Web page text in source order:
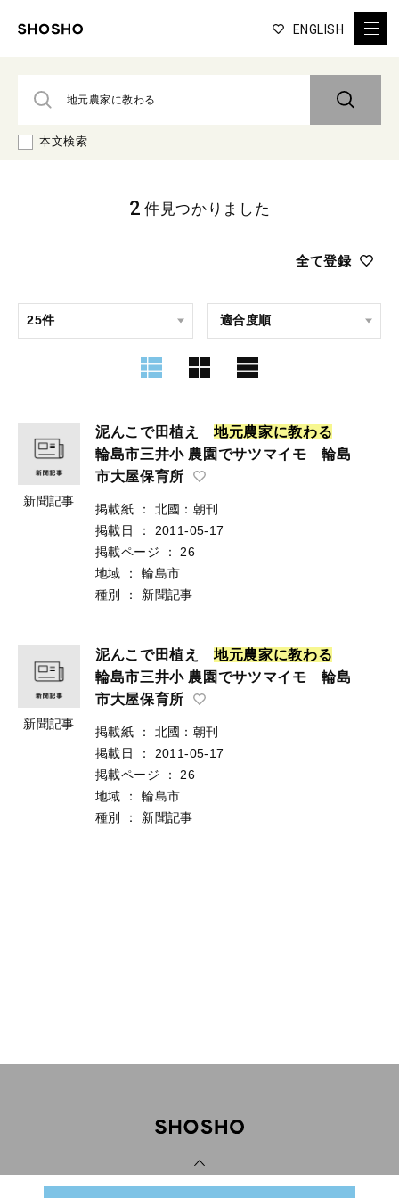
ENGLISH
本文検索
全て登録
2 件見つかりました
新聞記事
泥んこで田植え地元農家に教わる
輪島市三井小 農園でサツマイモ 輪島
市大屋保育所
掲載紙 ：
北國：朝刊
掲載日
：
2011-05-17
掲載ページ
：
26
地域
：
輪島市
種別
： 新聞記事
新聞記事
泥んこで田植え地元農家に教わる
輪島市三井小 農園でサツマイモ 輪島
市大屋保育所
掲載紙 ：
北國：朝刊
掲載日
：
2011-05-17
掲載ページ
：
26
地域
：
輪島市
種別
： 新聞記事